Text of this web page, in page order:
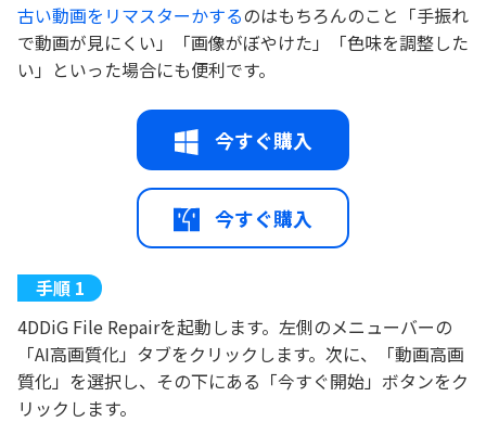
古い動画をリマスターかするのはもちろんのこと「手振れ
で動画が見にくい」「画像がぼやけた」「色味を調整した
い」といった場合にも便利です。
今すぐ購入
今すぐ購入
4DDiG File Repairを起動します。左側のメニューバーの
「AI高画質化」タブをクリックします。次に、「動画高画
質化」を選択し、その下にある「今すぐ開始」ボタンをク
リックします。